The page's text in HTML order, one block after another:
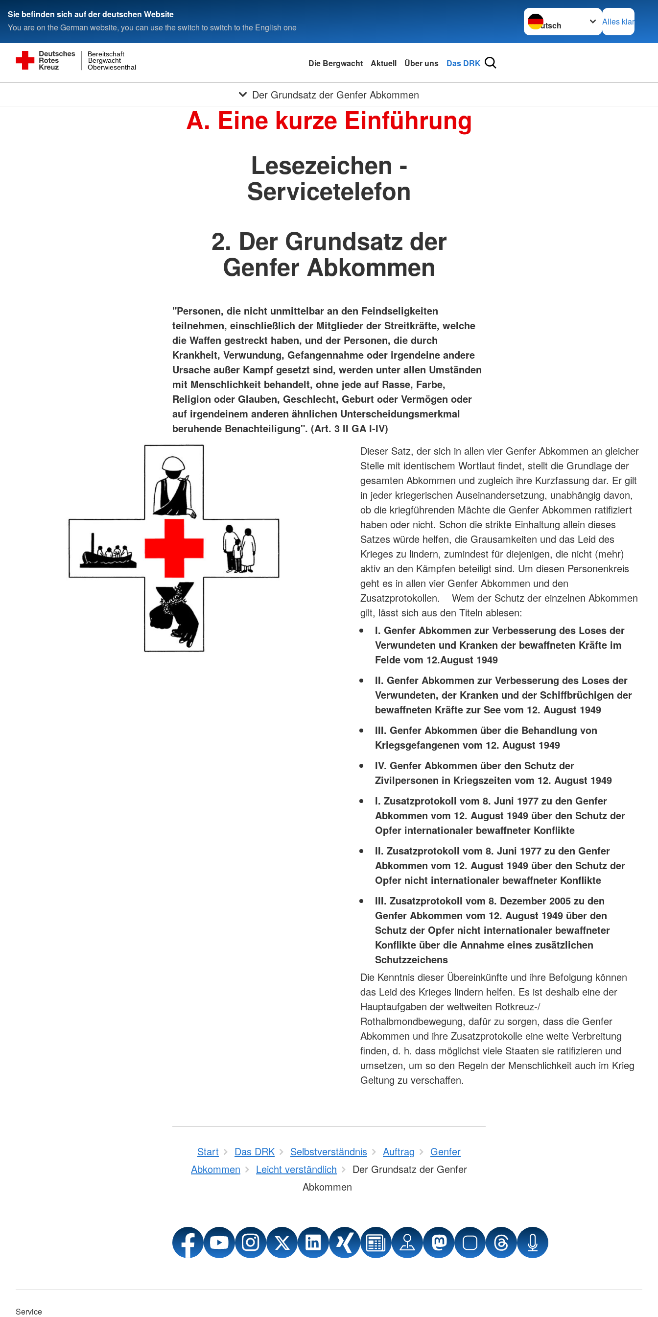
Sie befinden sich auf der deutschen Website
You are on the German website, you can use the switch to switch to the English one
Sprache wechseln zu
Alles klar
Oberwiesenthal
Bergwacht
Bereitschaft
Die Bergwacht Aktuell Über uns Das DRK
Der Grundsatz der Genfer Abkommen
A. Eine kurze Einführung
Lesezeichen -
Servicetelefon
2. Der Grundsatz der
Genfer Abkommen
"Personen, die nicht unmittelbar an den Feindseligkeiten
teilnehmen, einschließlich der Mitglieder der Streitkräfte, welche
die Waffen gestreckt haben, und der Personen, die durch
Krankheit, Verwundung, Gefangennahme oder irgendeine andere
Ursache außer Kampf gesetzt sind, werden unter allen Umständen
mit Menschlichkeit behandelt, ohne jede auf Rasse, Farbe,
Religion oder Glauben, Geschlecht, Geburt oder Vermögen oder
auf irgendeinem anderen ähnlichen Unterscheidungsmerkmal
beruhende Benachteiligung". (Art. 3 II GA I-IV)
Dieser Satz, der sich in allen vier Genfer Abkommen an gleicher
Stelle mit identischem Wortlaut findet, stellt die Grundlage der
gesamten Abkommen und zugleich ihre Kurzfassung dar. Er gilt
in jeder kriegerischen Auseinandersetzung, unabhängig davon,
ob die kriegführenden Mächte die Genfer Abkommen ratifiziert
haben oder nicht. Schon die strikte Einhaltung allein dieses
Satzes würde helfen, die Grausamkeiten und das Leid des
Krieges zu lindern, zumindest für diejenigen, die nicht (mehr)
aktiv an den Kämpfen beteiligt sind. Um diesen Personenkreis
geht es in allen vier Genfer Abkommen und den
Zusatzprotokollen. Wem der Schutz der einzelnen Abkommen
gilt, lässt sich aus den Titeln ablesen:
I. Genfer Abkommen zur Verbesserung des Loses der
Verwundeten und Kranken der bewaffneten Kräfte im
Felde vom 12.August 1949
II. Genfer Abkommen zur Verbesserung des Loses der
Verwundeten, der Kranken und der Schiffbrüchigen der
bewaffneten Kräfte zur See vom 12. August 1949
III. Genfer Abkommen über die Behandlung von
Kriegsgefangenen vom 12. August 1949
IV. Genfer Abkommen über den Schutz der
Zivilpersonen in Kriegszeiten vom 12. August 1949
I. Zusatzprotokoll vom 8. Juni 1977 zu den Genfer
Abkommen vom 12. August 1949 über den Schutz der
Opfer internationaler bewaffneter Konflikte
II. Zusatzprotokoll vom 8. Juni 1977 zu den Genfer
Abkommen vom 12. August 1949 über den Schutz der
Opfer nicht internationaler bewaffneter Konflikte
III. Zusatzprotokoll vom 8. Dezember 2005 zu den
Genfer Abkommen vom 12. August 1949 über den
Schutz der Opfer nicht internationaler bewaffneter
Konflikte über die Annahme eines zusätzlichen
Schutzzeichens
Die Kenntnis dieser Übereinkünfte und ihre Befolgung können
das Leid des Krieges lindern helfen. Es ist deshalb eine der
Hauptaufgaben der weltweiten Rotkreuz-/
Rothalbmondbewegung, dafür zu sorgen, dass die Genfer
Abkommen und ihre Zusatzprotokolle eine weite Verbreitung
finden, d. h. dass möglichst viele Staaten sie ratifizieren und
umsetzen, um so den Regeln der Menschlichkeit auch im Krieg
Geltung zu verschaffen.
Start Das DRK Selbstverständnis Auftrag
Genfer
Abkommen
Leicht verständlich
Der Grundsatz der Genfer
Abkommen
Service